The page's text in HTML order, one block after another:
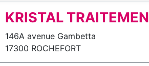
KRISTAL
146A avenue Gambetta
17300 ROCHEFORT